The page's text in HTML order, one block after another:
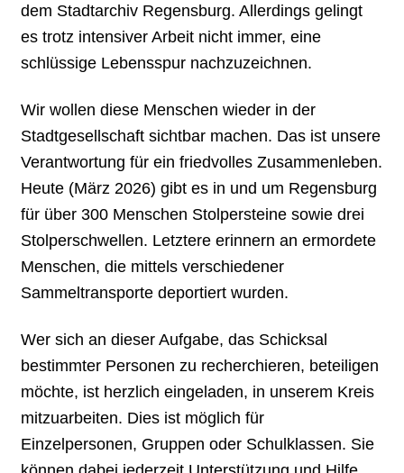
dem Stadtarchiv Regensburg. Allerdings gelingt
es trotz intensiver Arbeit nicht immer, eine
schlüssige Lebensspur nachzuzeichnen.
Wir wollen diese Menschen wieder in der
Stadtgesellschaft sichtbar machen. Das ist unsere
Verantwortung für ein friedvolles Zusammenleben.
Heute (März 2026) gibt es in und um Regensburg
für über 300 Menschen Stolpersteine sowie drei
Stolperschwellen. Letztere erinnern an ermordete
Menschen, die mittels verschiedener
Sammeltransporte deportiert wurden.
Wer sich an dieser Aufgabe, das Schicksal
bestimmter Personen zu recherchieren, beteiligen
möchte, ist herzlich eingeladen, in unserem Kreis
mitzuarbeiten. Dies ist möglich für
Einzelpersonen, Gruppen oder Schulklassen. Sie